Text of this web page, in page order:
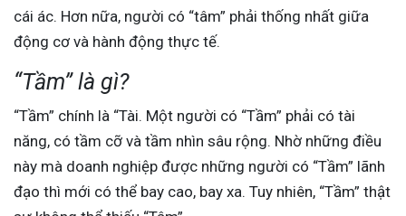
cái ác. Hơn nữa, người có “tâm” phải thống nhất giữa
động cơ và hành động thực tế.
“Tầm” là gì?
“Tầm” chính là “Tài. Một người có “Tầm” phải có tài
năng, có tầm cỡ và tầm nhìn sâu rộng. Nhờ những điều
này mà doanh nghiệp được những người có “Tầm” lãnh
đạo thì mới có thể bay cao, bay xa. Tuy nhiên, “Tầm” thật